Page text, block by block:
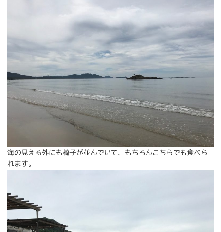
海の見える外にも椅子が並んでいて、もちろんこちらでも食べら
れます。